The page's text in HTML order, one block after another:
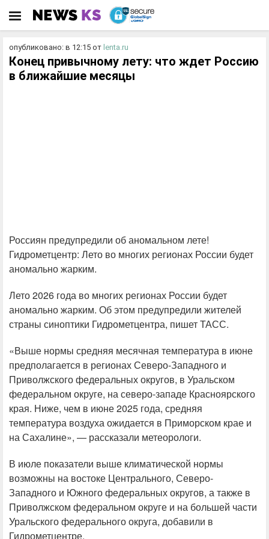
опубликовано: в 12:15 от lenta.ru
Конец привычному лету: что ждет Россию
в ближайшие месяцы
Россиян предупредили об аномальном лете!
Гидрометцентр: Лето во многих регионах России будет
аномально жарким.
Лето 2026 года во многих регионах России будет
аномально жарким. Об этом предупредили жителей
страны синоптики Гидрометцентра, пишет ТАСС.
«Выше нормы средняя месячная температура в июне
предполагается в регионах Северо-Западного и
Приволжского федеральных округов, в Уральском
федеральном округе, на северо-западе Красноярского
края. Ниже, чем в июне 2025 года, средняя
температура воздуха ожидается в Приморском крае и
на Сахалине», — рассказали метеорологи.
В июле показатели выше климатической нормы
возможны на востоке Центрального, Северо-
Западного и Южного федеральных округов, а также в
Приволжском федеральном округе и на большей части
Уральского федерального округа, добавили в
Гидрометцентре.